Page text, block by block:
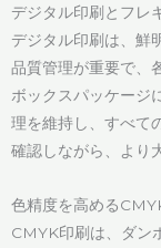
デジタル印刷とフレ
デジタル印刷は、鮮
品質管理が重要で、
ボックスパッケージ
理を維持し、すべて
確認しながら、より
色精度を高める
CMYK印刷は、ダン